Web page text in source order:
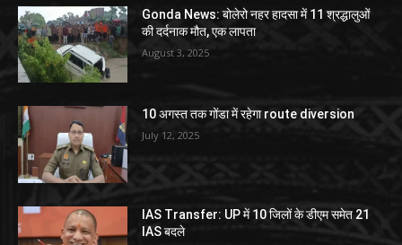
Gonda News: बोलेरो नहर हादसा में 11 श्रद्धालुओं
की दर्दनाक मौत, एक लापता
August 3, 2025
10 अगस्त तक गोंडा में रहेगा route diversion
July 12, 2025
IAS Transfer: UP में 10 जिलों के डीएम समेत 21
IAS बदले